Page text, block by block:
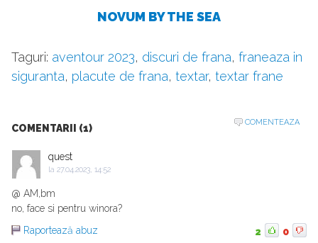
NOVUM BY THE SEA
Taguri: aventour 2023, discuri de frana, franeaza in
siguranta, placute de frana, textar, textar frane
COMENTARII (1)
COMENTEAZA
quest
la 27.04.2023, 14:52
@ AM,bm
no, face si pentru winora?
Raportează abuz
2 0